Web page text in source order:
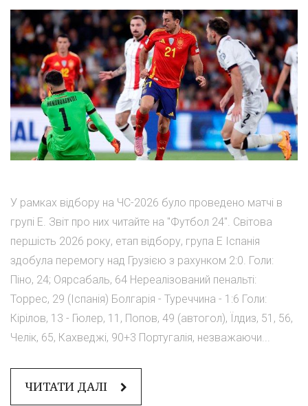
У рамках відбору на ЧС-2026 було проведено матчі в
групі Е. Звіт про них читайте на "Футбол 24". Світова
першість 2026 року, етап відбору, група Е Іспанія
здобула перемогу над Грузією з рахунком 2:0. Голи:
Піно, 24; Оярсабаль, 64 Нереалізований пенальті:
Торрес, 29 (Іспанія) Болгарія - Туреччина - 1:6 Голи:
Кірілов, 13 - Гюлер, 11, Попов, 49 (автогол), Їлдиз, 51, 56,
Челік, 65, Кахведжі, 90+3 Португалія, незважаючи...
ЧИТАТИ ДАЛІ